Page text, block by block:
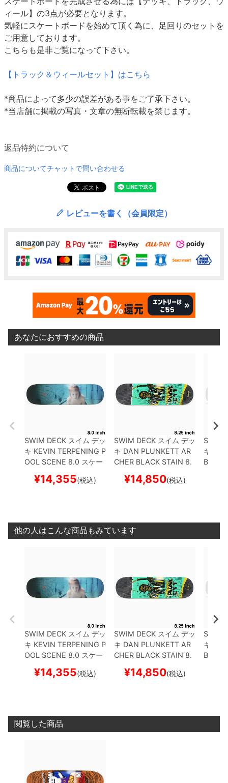
ィール】の3点が必要となります。
気軽にスケートボードを始めて頂く為に、足回りのセットを
ご用意しております。
こちらも是非ご覧になって下さい。
【トラック＆ウィールセット】はこちら
*商品によって多少の誤差がある事をご了承下さい。
*当店舗に掲載の写真・文章の無断転載を禁じます。
返品特約について
商品についてチャットで問い合わせる
レビューを書く（会員限定）
あなたにおすすめの商品
SWIM DECK スイム デッ
キ KEVIN TERPENING P
OOL SCENE 8.0 スケー
¥14,355(税込)
SWIM DECK スイム デッ
キ DAN PLUNKETT AR
CHER BLACK STAIN 8.
ボー
¥14,850(税込)
SWIM
キ
BUT
他の人はこんな商品もみています
SWIM DECK スイム デッ
キ KEVIN TERPENING P
OOL SCENE 8.0 スケー
¥14,355(税込)
SWIM DECK スイム デッ
キ DAN PLUNKETT AR
CHER BLACK STAIN 8.
ボー
¥14,850(税込)
SWIM
キ
BUT
閲覧した商品